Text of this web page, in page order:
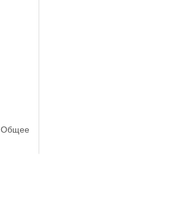
Общее